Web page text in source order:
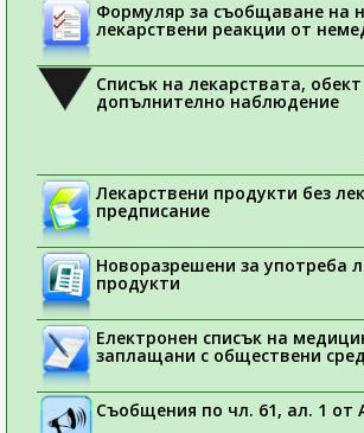
Формуляр за съобщаване на
лекарствени реакции от
Списък на лекарствата,
допълнително наблюдение
Лекарствени продукти без
предписание
Новоразрешени за употреба
продукти
Електронен списък на
заплащани с обществени
Съобщения по чл. 61, ал. 1 от